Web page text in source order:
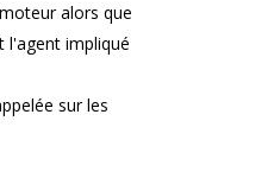
alors que
l'agent impliqué
sur les